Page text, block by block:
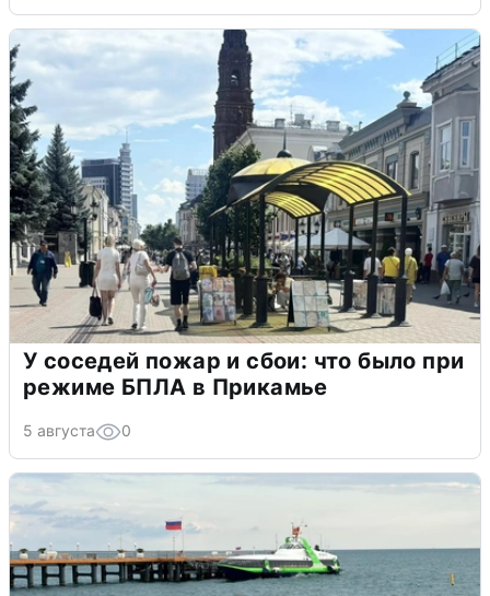
У соседей пожар и сбои: что было при
режиме БПЛА в Прикамье
5 августа 0